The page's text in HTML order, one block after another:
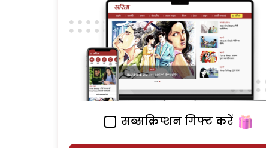
सब्सक्रिप्शन गिफ्ट करें